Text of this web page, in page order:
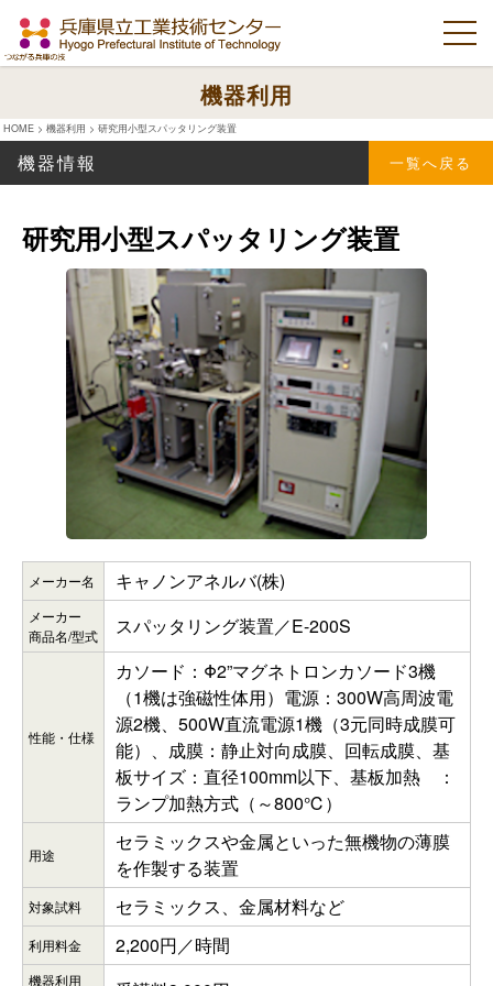
機器利用
HOME > 機器利用 > 研究用小型スパッタリング装置
機器情報 一覧へ戻る
研究用小型スパッタリング装置
メーカー名 キャノンアネルバ(株)
メーカー
商品名/型式
スパッタリング装置／E-200S
性能・仕様
カソード：Φ2”マグネトロンカソード3機
（1機は強磁性体用）電源：300W高周波電
源2機、500W直流電源1機（3元同時成膜可
能）、成膜：静止対向成膜、回転成膜、基
板サイズ：直径100mm以下、基板加熱 ：
ランプ加熱方式（～800℃）
用途
セラミックスや金属といった無機物の薄膜
を作製する装置
対象試料 セラミックス、金属材料など
利用料金 2,200円／時間
機器利用